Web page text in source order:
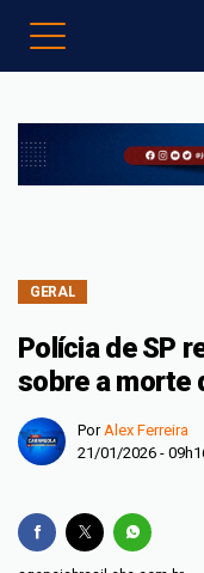
GERAL
Polícia de SP
sobre a morte
PorAlex Ferreira
21/01/2026 -